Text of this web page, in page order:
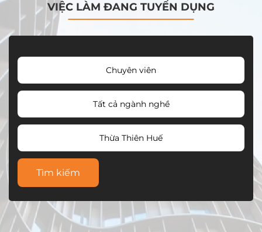
VIỆC LÀM ĐANG TUYỂN DỤNG
Chuyên viên
Tất cả ngành nghề
Thừa Thiên Huế
Tìm kiếm